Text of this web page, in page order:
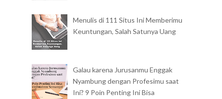
Menulis di 111 Situs Ini Memberimu
Keuntungan, Salah Satunya Uang
Galau karena Jurusanmu Enggak
Nyambung dengan Profesimu saat
Ini? 9 Poin Penting Ini Bisa